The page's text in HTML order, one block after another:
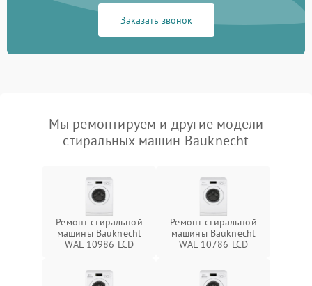
Заказать звонок
Мы ремонтируем и другие модели
стиральных машин Bauknecht
Ремонт стиральной
машины Bauknecht
WAL 10986 LCD
Ремонт стиральной
машины Bauknecht
WAL 10786 LCD